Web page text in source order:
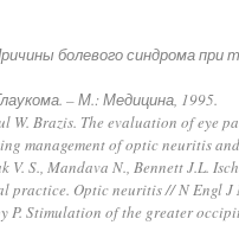
болевого синдрома при
– М.: Медицина, 1995.
W. Brazis. The evaluation of eye
management of optic neuritis
V. S., Mandava N., Bennett J.L.
practice. Optic neuritis // N Engl
P. Stimulation of the greater